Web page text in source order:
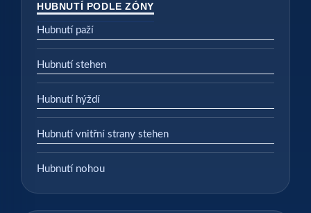
HUBNUTÍ PODLE ZÓNY
Hubnutí paží
Hubnutí stehen
Hubnutí hýždí
Hubnutí vnitřní strany stehen
Hubnutí nohou